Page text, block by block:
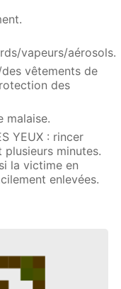
vapeurs/aérosols.
vêtements de
des
malaise.
YEUX : rincer
plusieurs minutes.
la victime en
enlevées.